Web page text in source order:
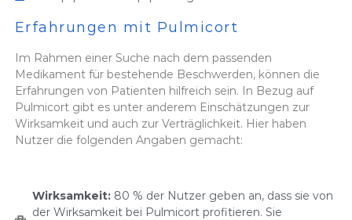
Erfahrungen mit Pulmicort
Im Rahmen einer Suche nach dem passenden
Medikament für bestehende Beschwerden, können die
Erfahrungen von Patienten hilfreich sein. In Bezug auf
Pulmicort gibt es unter anderem Einschätzungen zur
Wirksamkeit und auch zur Verträglichkeit. Hier haben
Nutzer die folgenden Angaben gemacht:
Wirksamkeit: 80 % der Nutzer geben an, dass sie von
der Wirksamkeit bei Pulmicort profitieren. Sie